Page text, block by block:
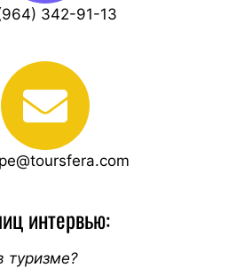
342-91-13
интервью:
туризме?